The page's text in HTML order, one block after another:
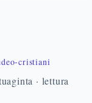
cristiani
· lettura